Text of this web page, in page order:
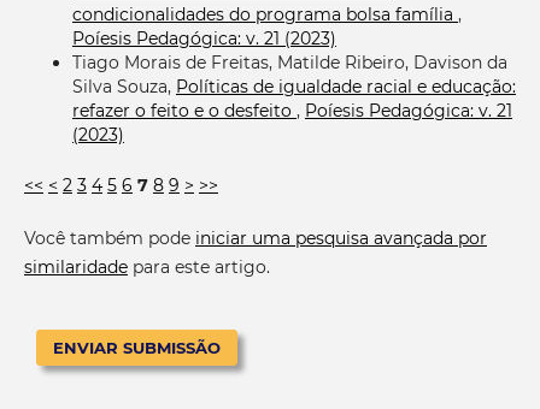
condicionalidades do programa bolsa família ,
Poíesis Pedagógica: v. 21 (2023)
Tiago Morais de Freitas, Matilde Ribeiro, Davison da
Silva Souza, Políticas de igualdade racial e educação:
refazer o feito e o desfeito , Poíesis Pedagógica: v. 21
(2023)
<< < 2 3 4 5 6 7 8 9 > >>
Você também pode iniciar uma pesquisa avançada por
similaridadepara este artigo.
ENVIAR SUBMISSÃO